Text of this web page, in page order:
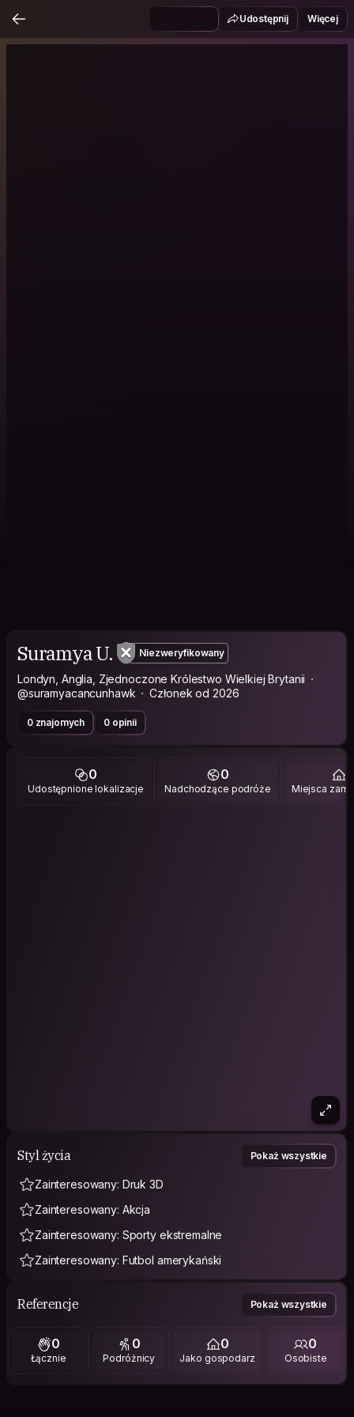
Udostępnij Więcej
Suramya U. Niezweryfikowany
Londyn, Anglia, Zjednoczone Królestwo Wielkiej Brytanii
@suramyacancunhawk
Członek od 2026
0 znajomych 0 opinii
0
Udostępnione lokalizacje
0
Nadchodzące podróże Miejsca
Styl życia Pokaż wszystkie
Zainteresowany: Druk 3D
Zainteresowany: Akcja
Zainteresowany: Sporty ekstremalne
Zainteresowany: Futbol amerykański
Referencje Pokaż wszystkie
0
Łącznie
0
Podróżnicy
0
Jako gospodarz
0
Osobiste